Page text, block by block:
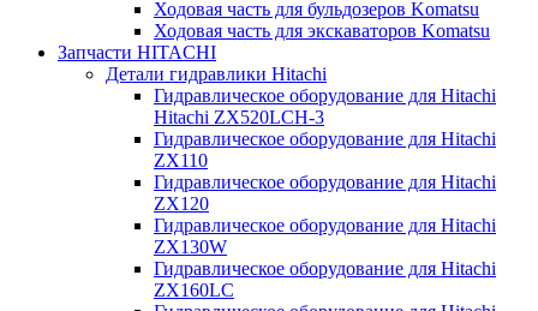
Ходовая часть для бульдозеров Komatsu
Ходовая часть для экскаваторов Komatsu
Запчасти HITACHI
Детали гидравлики Hitachi
Гидравлическое оборудование для Hitachi
Hitachi ZX520LCH-3
Гидравлическое оборудование для Hitachi
ZX110
Гидравлическое оборудование для Hitachi
ZX120
Гидравлическое оборудование для Hitachi
ZX130W
Гидравлическое оборудование для Hitachi
ZX160LC